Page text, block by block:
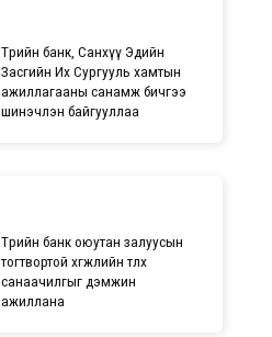
Төрийн банк, Санхүү Эдийн
Засгийн Их Сургууль хамтын
ажиллагааны санамж бичгээ
шинэчлэн байгууллаа
Төрийн банк оюутан залуусын
тогтвортой хөгжлийн төлөөх
санаачилгыг дэмжин
ажиллана